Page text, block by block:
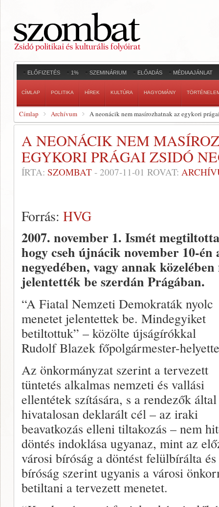
ELŐFIZETÉS 1% SZEMINÁRIUM ELŐADÁS MÉDIAAJÁNLAT
CÍMLAP POLITIKA HÍREK KULTÚRA HAGYOMÁNY
Címlap Archívum A neonácik nem masírozhatnak az egykori
A NEONÁCIK NEM
EGYKORI PRÁGAI ZSIDÓ
ÍRTA: SZOMBAT - 2007-11-01 ROVAT:
Forrás: HVG
2007. november 1. Ismét
hogy cseh újnácik november 10-én
negyedében, vagy annak
jelentették be szerdán Prágában.
“A Fiatal Nemzeti Demokraták nyolc
menetet jelentettek be. Mindegyiket
betiltottuk” – közölte újságírókkal
Rudolf Blazek főpolgármester-
Az önkormányzat szerint a tervezett
tüntetés alkalmas nemzeti és vallási
ellentétek szítására, s a rendezők által
hivatalosan deklarált cél – az iraki
beavatkozás elleni tiltakozás – nem
döntés indoklása ugyanaz, mint az
városi bíróság a döntést felülbírálta
bíróság szerint ugyanis a városi
betiltani a tervezett menetet.